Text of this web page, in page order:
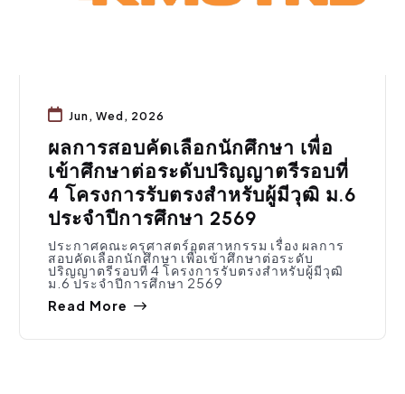
Jun, Wed, 2026
ผลการสอบคัดเลือกนักศึกษา เพื่อ
เข้าศึกษาต่อระดับปริญญาตรีรอบที่
4 โครงการรับตรงสําหรับผู้มีวุฒิ ม.6
ประจําปีการศึกษา 2569
ประกาศคณะครุศาสตร์อุตสาหกรรม เรื่อง ผลการ
สอบคัดเลือกนักศึกษา เพื่อเข้าศึกษาต่อระดับ
ปริญญาตรีรอบที่ 4 โครงการรับตรงสําหรับผู้มีวุฒิ
ม.6 ประจําปีการศึกษา 2569
Read More